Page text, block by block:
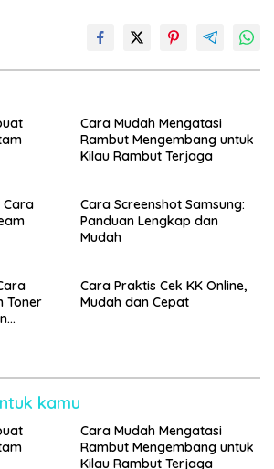
Cara Mudah Mengatasi
Rambut Mengembang untuk
Kilau Rambut Terjaga
Cara
Cara Screenshot Samsung:
Panduan Lengkap dan
Mudah
Toner
Cara Praktis Cek KK Online,
Mudah dan Cepat
kamu
Cara Mudah Mengatasi
Rambut Mengembang untuk
Kilau Rambut Terjaga